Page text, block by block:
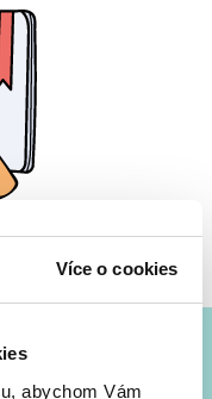
Více o cookies
abychom Vám